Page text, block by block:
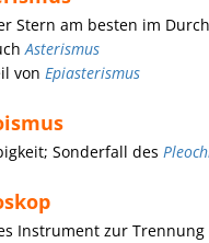
Stern am besten im
Asterismus
von Epiasterismus
Sonderfall des
Instrument zur